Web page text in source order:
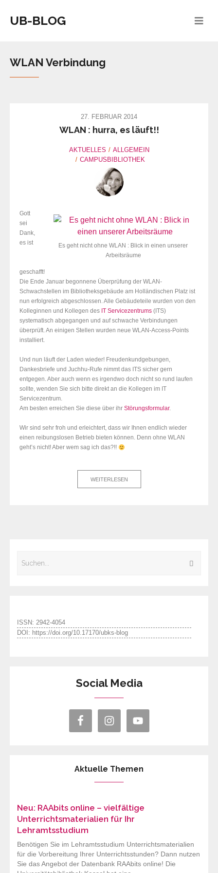
UB-BLOG
WLAN Verbindung
27. FEBRUAR 2014
WLAN : hurra, es läuft!!
AKTUELLES
ALLGEMEIN
CAMPUSBIBLIOTHEK
Es geht nicht ohne WLAN : Blick in einen unserer
Arbeitsräume
Gott
sei
Dank,
es ist
geschafft!
Die Ende Januar begonnene Überprüfung der WLAN-
Schwachstellen im Bibliotheksgebäude am Holländischen Platz ist
nun erfolgreich abgeschlossen. Alle Gebäudeteile wurden von den
Kolleginnen und Kollegen des IT Servicezentrums (ITS)
systematisch abgegangen und auf schwache Verbindungen
überprüft. An einigen Stellen wurden neue WLAN-Access-Points
installiert.
Und nun läuft der Laden wieder! Freudenkundgebungen,
Dankesbriefe und Juchhu-Rufe nimmt das ITS sicher gern
entgegen. Aber auch wenn es irgendwo doch nicht so rund laufen
sollte, wenden Sie sich bitte direkt an die Kollegen im IT
Servicezentrum.
Am besten erreichen Sie diese über ihr Störungsformular.
Wir sind sehr froh und erleichtert, dass wir Ihnen endlich wieder
einen reibungslosen Betrieb bieten können. Denn ohne WLAN
geht’s nicht! Aber wem sag ich das?!!
WEITERLESEN
ISSN: 2942-4054
DOI: https://doi.org/10.17170/ubks-blog
Social Media
Aktuelle Themen
Neu: RAAbits online – vielfältige
Unterrichtsmaterialien für Ihr
Lehramtsstudium
Benötigen Sie im Lehramtsstudium Unterrichtsmaterialien
für die Vorbereitung Ihrer Unterrichtsstunden? Dann nutzen
Sie das Angebot der Datenbank RAAbits online! Die